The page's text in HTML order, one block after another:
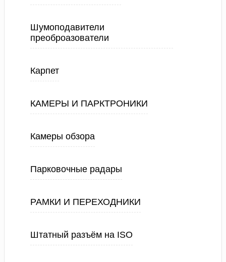
Шумоподавители
преоброазователи
Карпет
КАМЕРЫ И ПАРКТРОНИКИ
Камеры обзора
Парковочные радары
РАМКИ И ПЕРЕХОДНИКИ
Штатный разъём на ISO